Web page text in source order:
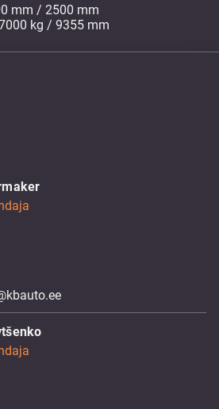
mm / 2500 mm
kg / 9355 mm